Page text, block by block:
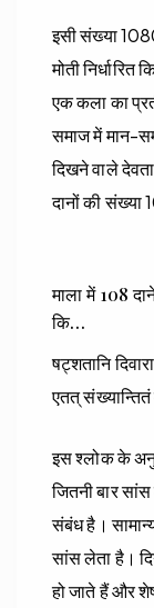
इसी संख्या
मोती
एक कला का
समाज में मान-
दिखने वाले
दानों की संख्या
माला में 108
कि…
षट्शतानि
एतत् संख्यान्तितं
इस श्लोक के
जितनी बार
संबंध है।
सांस लेता है।
हो जाते हैं और